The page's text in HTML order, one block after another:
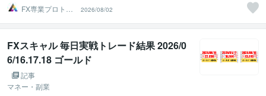
FX専業プロトレ
ーダーのAチーム
2026/08/02
FXスキャル 毎日実戦トレード結果 2026/0
6/16.17.18 ゴールド
記事
マネー・副業